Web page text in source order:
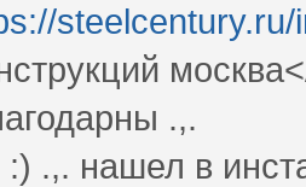
.,.
.,. нашел в